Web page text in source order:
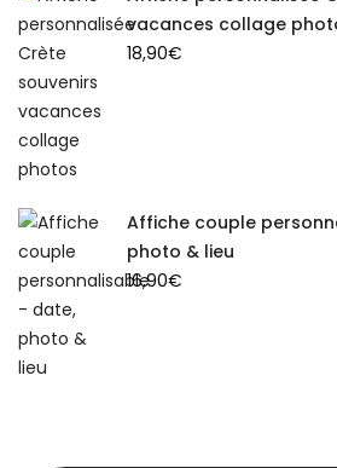
vacances collage
18,90€
Affiche couple
photo & lieu
16,90€